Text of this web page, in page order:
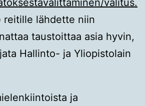
valitus.
reitille lähdette niin
taustoittaa asia hyvin,
Hallinto- ja Yliopistolain
ja